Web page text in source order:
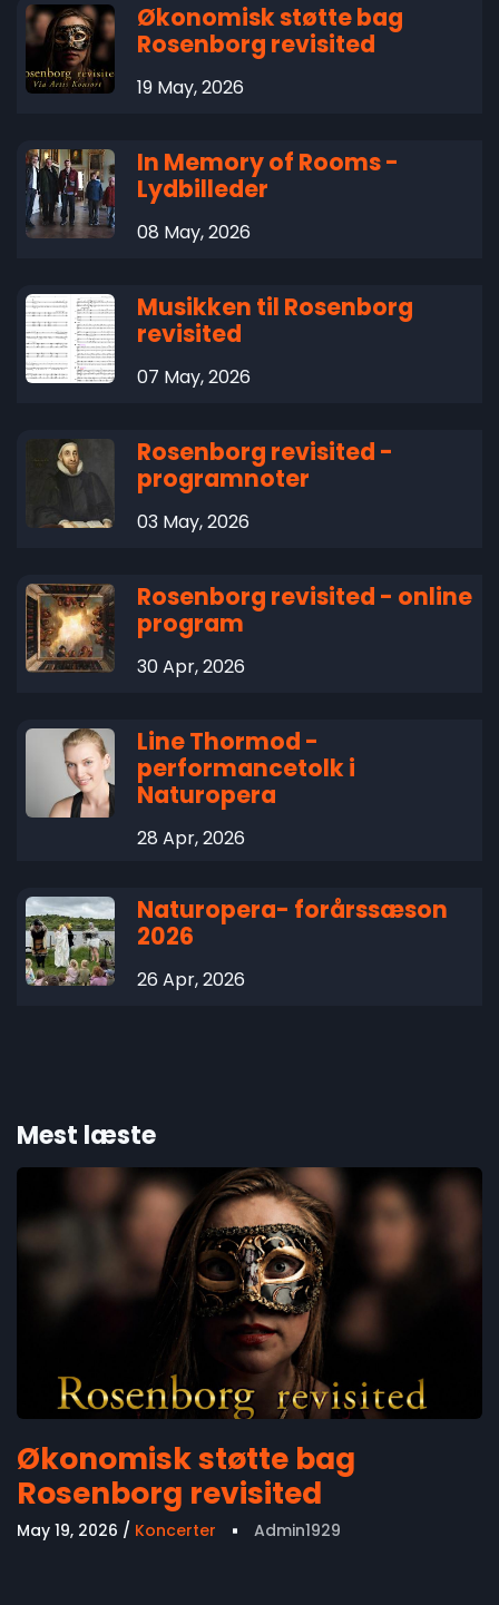
Økonomisk støtte bag
Rosenborg revisited
19 May, 2026
In Memory of Rooms -
Lydbilleder
08 May, 2026
Musikken til Rosenborg
revisited
07 May, 2026
Rosenborg revisited -
programnoter
03 May, 2026
Rosenborg revisited - online
program
30 Apr, 2026
Line Thormod -
performancetolk i
Naturopera
28 Apr, 2026
Naturopera- forårssæson
2026
26 Apr, 2026
Mest læste
Økonomisk støtte bag
Rosenborg revisited
May 19, 2026 Koncerter Admin1929